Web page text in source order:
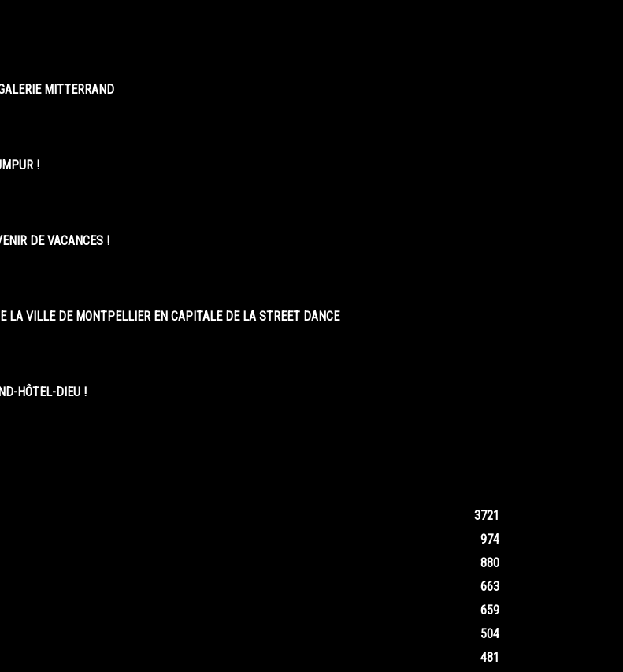
MITTERRAND
!
DE VACANCES !
LA VILLE DE MONTPELLIER EN CAPITALE DE LA STREET DANCE
HÔTEL-DIEU !
3721
974
880
663
659
504
481